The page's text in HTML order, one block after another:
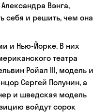
Вэнга,
себя и решить, чем она
и Нью-Йорке. В них
театра
Ройал III, модель и
Сергей Полунин, а
и шведская модель
войдут сорок